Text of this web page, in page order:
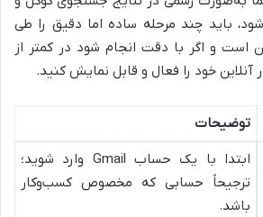
باید چند مرحله ساده اما دقیق را طی
است و اگر با دقت انجام شود در کمتر از
آنلاین خود را فعال و قابل نمایش کنید.
توضیحات
ابتدا با یک حساب Gmail وارد شوید؛
ترجیحاً حسابی که مخصوص کسب‌وکار
باشد.